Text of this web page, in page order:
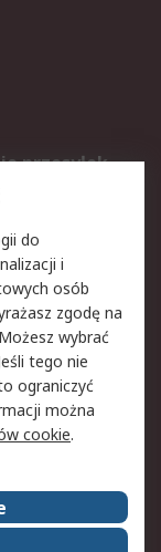
przesyłek
dotycząca
witryny
do
i
osób
zgodę na
wybrać
tego nie
ograniczyć
można
cookie.